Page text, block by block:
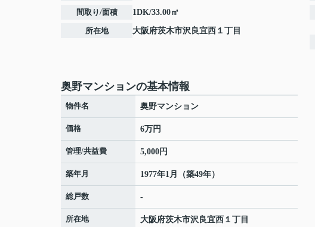
間取り/面積 1DK/33.00㎡
所在地 大阪府茨木市沢良宜西 １丁目
奥野マンションの基本情報
物件名 奥野マンション
価格 6万円
管理/共益費 5,000円
築年月 1977年1月（築49年）
総戸数 -
所在地 大阪府茨木市沢良宜西 １丁目